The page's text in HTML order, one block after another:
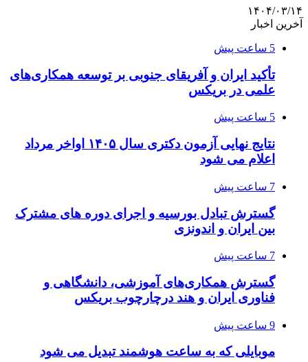
۱۴۰۴/۰۳/۱۴
آخرین اخبار
5 ساعت پیش
تأکید ایران و آفریقای جنوبی بر توسعه همکاری‌های
علمی در بریکس
5 ساعت پیش
نتایج نهایی آزمون دکتری سال ۱۴۰۵ اواخر مرداد
اعلام می شود
7 ساعت پیش
گسترش تبادل بورسیه و اجرای دوره های مشترک
بین ایران و اندونزی
7 ساعت پیش
گسترش همکاری‌های آموزشی، دانشگاهی و
فناوری ایران و هند درچارچوب بریکس
9 ساعت پیش
موبایلی که به ساعت هوشمند تبدیل می شود